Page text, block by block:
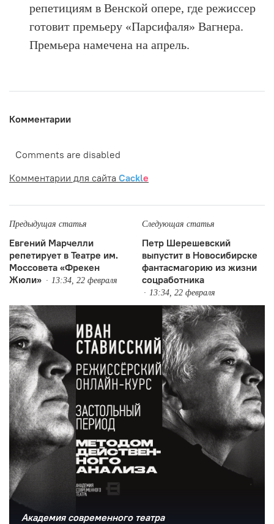
репетициям в Венской опере, где режиссер
готовит премьеру «Парсифаля» Вагнера.
Премьера намечена на апрель.
Комментарии
Comments are disabled
Комментарии для сайта Cackle
Предыдущая статья
Евгений Марчелли
репетирует в Театре им.
Моссовета «Фрекен
Жюли»
13:34, 22 февраля
Следующая статья
Петр Шерешевский
выпустит в Новосибирске
фантасмагорию из жизни
соцработника
13:34, 22 февраля
Академия современного театра